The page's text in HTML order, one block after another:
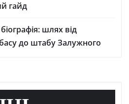
гайд
шлях від
до штабу Залужного